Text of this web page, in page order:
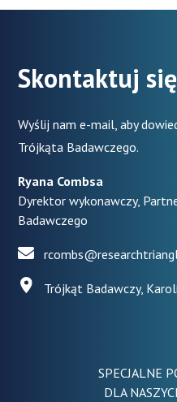
Skontaktuj
Wyślij nam e-mail, aby
Trójkąta Badawczego.
Ryana Combsa
Dyrektor wykonawczy,
Badawczego
Trójkąt Badawczy,
SPECJALNE
DLA